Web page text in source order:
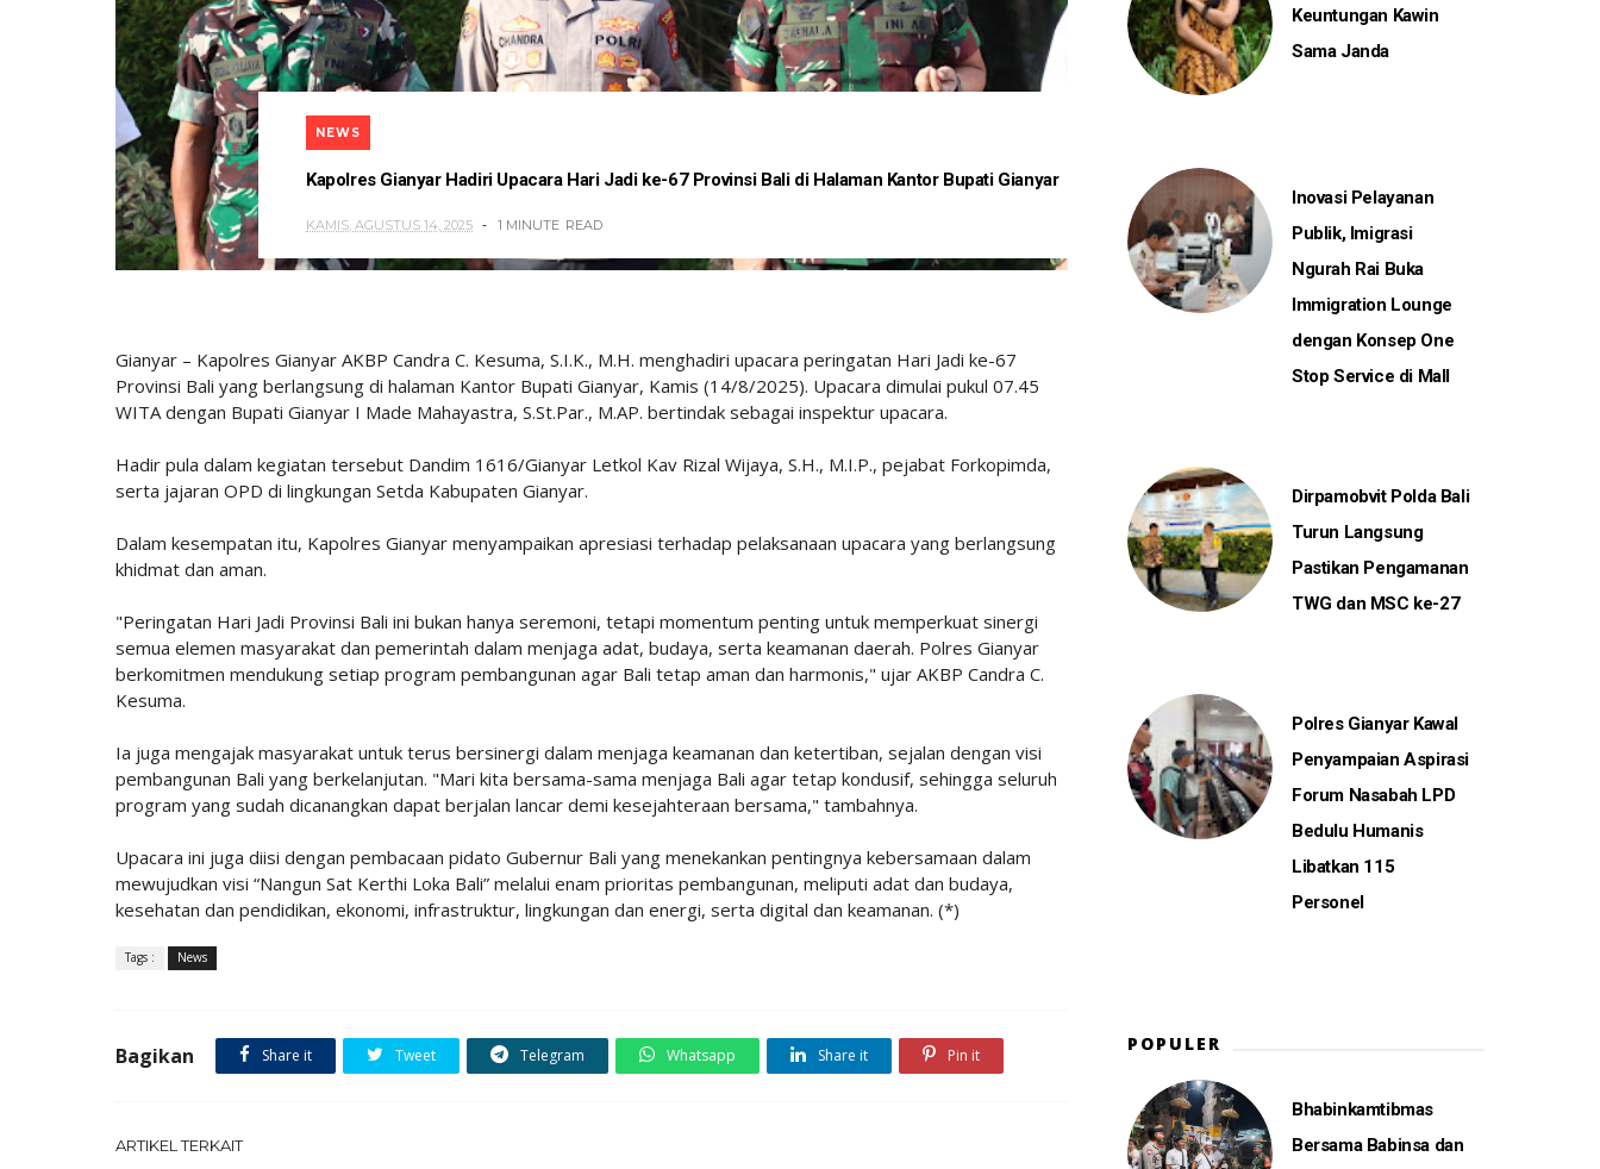
NEWS
Kapolres Gianyar Hadiri Upacara Hari Jadi ke-67 Provinsi Bali di Halaman Kantor Bupati Gianyar
KAMIS, AGUSTUS 14, 2025 1 MINUTE READ
Gianyar – Kapolres Gianyar AKBP Candra C. Kesuma, S.I.K., M.H. menghadiri upacara peringatan Hari Jadi ke-67
Provinsi Bali yang berlangsung di halaman Kantor Bupati Gianyar, Kamis (14/8/2025). Upacara dimulai pukul 07.45
WITA dengan Bupati Gianyar I Made Mahayastra, S.St.Par., M.AP. bertindak sebagai inspektur upacara.
Hadir pula dalam kegiatan tersebut Dandim 1616/Gianyar Letkol Kav Rizal Wijaya, S.H., M.I.P., pejabat Forkopimda,
serta jajaran OPD di lingkungan Setda Kabupaten Gianyar.
Dalam kesempatan itu, Kapolres Gianyar menyampaikan apresiasi terhadap pelaksanaan upacara yang berlangsung
khidmat dan aman.
"Peringatan Hari Jadi Provinsi Bali ini bukan hanya seremoni, tetapi momentum penting untuk memperkuat sinergi
semua elemen masyarakat dan pemerintah dalam menjaga adat, budaya, serta keamanan daerah. Polres Gianyar
berkomitmen mendukung setiap program pembangunan agar Bali tetap aman dan harmonis," ujar AKBP Candra C.
Kesuma.
Ia juga mengajak masyarakat untuk terus bersinergi dalam menjaga keamanan dan ketertiban, sejalan dengan visi
pembangunan Bali yang berkelanjutan. "Mari kita bersama-sama menjaga Bali agar tetap kondusif, sehingga seluruh
program yang sudah dicanangkan dapat berjalan lancar demi kesejahteraan bersama," tambahnya.
Upacara ini juga diisi dengan pembacaan pidato Gubernur Bali yang menekankan pentingnya kebersamaan dalam
mewujudkan visi “Nangun Sat Kerthi Loka Bali” melalui enam prioritas pembangunan, meliputi adat dan budaya,
kesehatan dan pendidikan, ekonomi, infrastruktur, lingkungan dan energi, serta digital dan keamanan. (*)
Tags : News
Bagikan Share it Tweet Telegram Whatsapp Share it Pin it
ARTIKEL TERKAIT
Keuntungan Kawin
Sama Janda
Inovasi Pelayanan
Publik, Imigrasi
Ngurah Rai Buka
Immigration Lounge
dengan Konsep One
Stop Service di Mall
Dirpamobvit Polda Bali
Turun Langsung
Pastikan Pengamanan
TWG dan MSC ke-27
Polres Gianyar Kawal
Penyampaian Aspirasi
Forum Nasabah LPD
Bedulu Humanis
Libatkan 115
Personel
POPULER
Bhabinkamtibmas
Bersama Babinsa dan